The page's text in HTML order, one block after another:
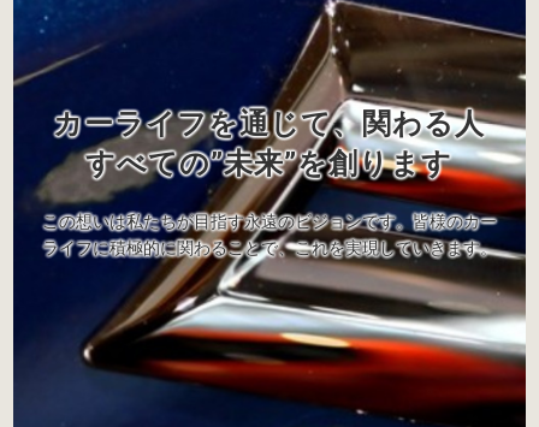
カーライフを通じて、関わる人
すべての”未来”を創ります
この想いは私たちが目指す永遠のビジョンです。皆様のカー
ライフに積極的に関わることで、これを実現していきます。